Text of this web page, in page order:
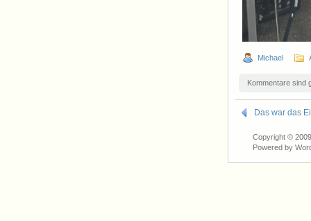
Michael
Kommentare sind
Das war das
Copyright ©
Powered by